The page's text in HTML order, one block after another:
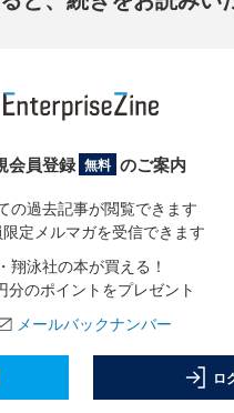
会員登録 無料 のご案内
の過去記事が閲覧できます
限定メルマガを受信できます
・翔泳社の本が買える！
分のポイントをプレゼント
メールバックナンバー
ロ